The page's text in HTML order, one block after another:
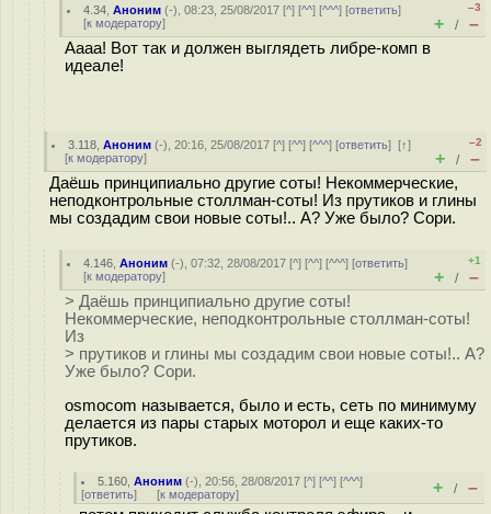
4.34 ,Аноним (-), 08:23, 25/08/2017 [^] [^^] [^^^] [ответить]
[к модератору]
–3
+ / –
Аааа! Вот так и должен выглядеть либре-комп в
идеале!
3.118 ,Аноним (-), 20:16, 25/08/2017 [^] [^^] [^^^] [ответить][↑]
[к модератору]
–2
+ / –
Даёшь принципиально другие соты! Некоммерческие,
неподконтрольные столлман-соты! Из прутиков и глины
мы создадим свои новые соты!.. А? Уже было? Сори.
4.146 ,Аноним (-), 07:32, 28/08/2017 [^] [^^] [^^^] [ответить]
[к модератору]
+1
+ / –
> Даёшь принципиально другие соты!
Некоммерческие, неподконтрольные столлман-соты!
Из
> прутиков и глины мы создадим свои новые соты!.. А?
Уже было? Сори.
osmocom называется, было и есть, сеть по минимуму
делается из пары старых моторол и еще каких-то
прутиков.
5.160 ,Аноним (-), 20:56, 28/08/2017 [^] [^^] [^^^]
[ответить] [к модератору] + / –